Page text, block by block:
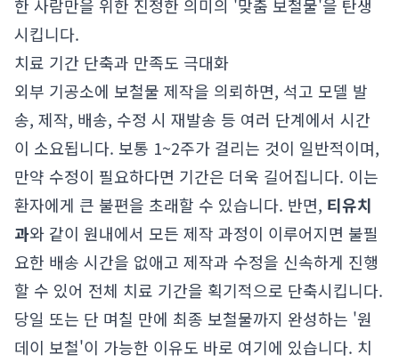
한 사람만을 위한 진정한 의미의 '맞춤 보철물'을 탄생
시킵니다.
치료 기간 단축과 만족도 극대화
외부 기공소에 보철물 제작을 의뢰하면, 석고 모델 발
송, 제작, 배송, 수정 시 재발송 등 여러 단계에서 시간
이 소요됩니다. 보통 1~2주가 걸리는 것이 일반적이며,
만약 수정이 필요하다면 기간은 더욱 길어집니다. 이는
환자에게 큰 불편을 초래할 수 있습니다. 반면, 티유치
과와 같이 원내에서 모든 제작 과정이 이루어지면 불필
요한 배송 시간을 없애고 제작과 수정을 신속하게 진행
할 수 있어 전체 치료 기간을 획기적으로 단축시킵니다.
당일 또는 단 며칠 만에 최종 보철물까지 완성하는 '원
데이 보철'이 가능한 이유도 바로 여기에 있습니다. 치